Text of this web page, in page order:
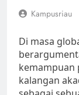
Kampusriau
Di masa
kemampuan
kalangan